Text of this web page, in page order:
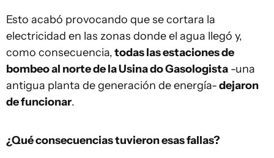
Esto acabó provocando que se cortara la
electricidad en las zonas donde el agua llegó y,
como consecuencia,todas las estaciones de
bombeo al norte de la Usina do Gasologista -una
antigua planta de generación de energía-dejaron
de funcionar.
¿Qué consecuencias tuvieron esas fallas?